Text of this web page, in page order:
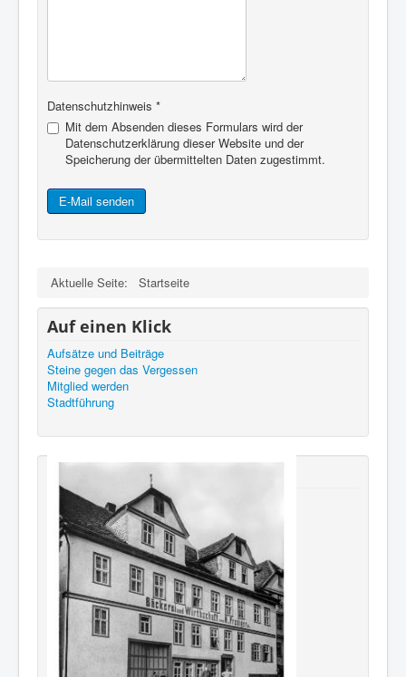
Datenschutzhinweis *
Mit dem Absenden dieses Formulars wird der
Datenschutzerklärung dieser Website und der
Speicherung der übermittelten Daten zugestimmt.
E-Mail senden
Aktuelle Seite: Startseite
Auf einen Klick
Aufsätze und Beiträge
Steine gegen das Vergessen
Mitglied werden
Stadtführung
Neu erschienen